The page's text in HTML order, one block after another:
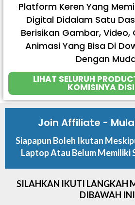
Platform Keren Yang
Digital Didalam Satu
Berisikan Gambar, Video,
Animasi Yang Bisa Di
Dengan
LIHAT SELURUH
KOMISINYA
Join Affiliate -
Siapapun Boleh Ikutan
Laptop Atau Belum Memiliki
SILAHKAN IKUTI LANGKAH
DIBAWAH